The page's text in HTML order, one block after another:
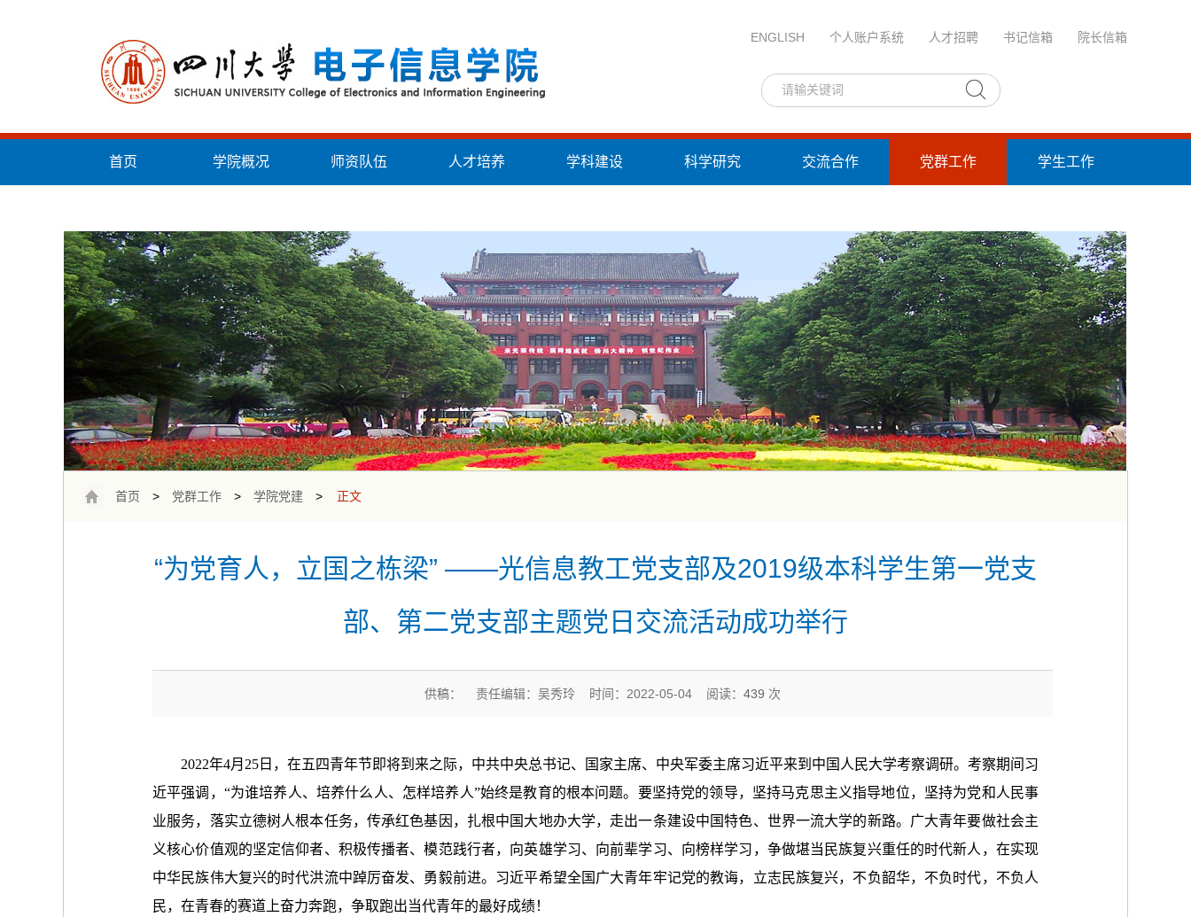
ENGLISH 个人账户系统 人才招聘 书记信箱 院长信箱
首页 学院概况 师资队伍 人才培养 学科建设 科学研究 交流合作 党群工作 学生工作
首页 > 党群工作 > 学院党建 > 正文
“为党育人，立国之栋梁” ——光信息教工党支部及2019级本科学生第一党支
部、第二党支部主题党日交流活动成功举行
供稿： 责任编辑：吴秀玲 时间：2022-05-04 阅读： 439 次
2022年4月25日， 在五四青年节即将到来之际，中共中央总书记、国家主席、中央军委主席习近平来到中国人民大学考察调研。 考察期间 习
近平强调，“为谁培养人、培养什么人、怎样培养人”始终是教育的根本问题。要坚持党的领导，坚持马克思主义指导地位，坚持为党和人民事
业服务，落实立德树人根本任务，传承红色基因，扎根中国大地办大学，走出一条建设中国特色、世界一流大学的新路。广大青年要做社会主
义核心价值观的坚定信仰者、积极传播者、模范践行者，向英雄学习、向前辈学习、向榜样学习，争做堪当民族复兴重任的时代新人，在实现
中华民族伟大复兴的时代洪流中踔厉奋发、勇毅前进。 习近平希望全国广大青年牢记党的教诲，立志民族复兴，不负韶华，不负时代，不负人
民，在青春的赛道上奋力奔跑，争取跑出当代青年的最好成绩！